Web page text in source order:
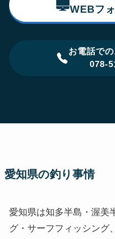
WEBフ
お電話で
078-
愛知県の釣り事情
愛知県は知多半島・渥美
グ・サーフフィッシング